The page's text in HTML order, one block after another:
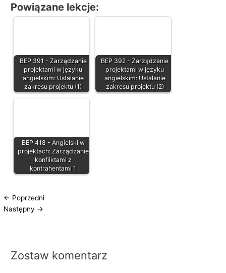
Powiązane lekcje:
BEP 391 - Zarządzanie
projektami w języku
angielskim: Ustalanie
zakresu projektu (1)
BEP 392 - Zarządzanie
projektami w języku
angielskim: Ustalanie
zakresu projektu (2)
BEP 418 - Angielski w
projektach: Zarządzanie
konfliktami z
kontrahentami 1
← Poprzedni
Następny →
Zostaw komentarz